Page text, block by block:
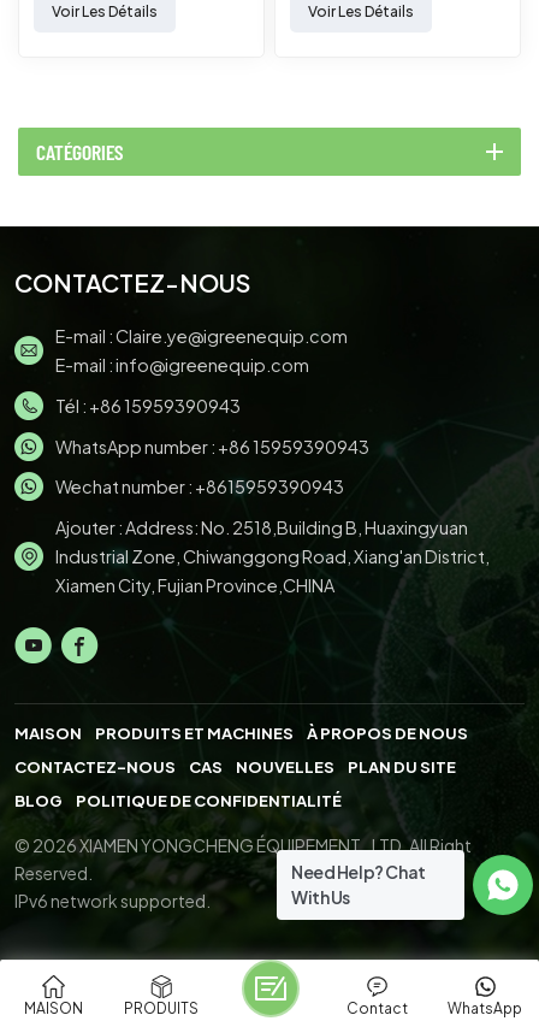
à emporter
Voir Les Détails Voir Les Détails
CATÉGORIES
CONTACTEZ-NOUS
E-mail :Claire.ye@igreenequip.com
E-mail :info@igreenequip.com
Tél : +86 15959390943
WhatsApp number : +86 15959390943
Wechat number : +8615959390943
Ajouter : Address: No. 2518,Building B, Huaxingyuan
Industrial Zone, Chiwanggong Road, Xiang'an District,
Xiamen City, Fujian Province,CHINA
MAISON PRODUITS ET MACHINES
À PROPOS DE NOUS
CONTACTEZ-NOUS
CAS NOUVELLES
PLAN DU SITE
BLOG
POLITIQUE DE CONFIDENTIALITÉ
© 2026 XIAMEN YONGCHENG ÉQUIPEMENT., LTD. All Right
Reserved.
IPv6 network supported.
MAISON PRODUITS WhatsApp
Contact
Need Help? Chat
With Us